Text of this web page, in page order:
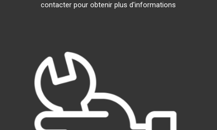
contacter pour obtenir plus d'informations